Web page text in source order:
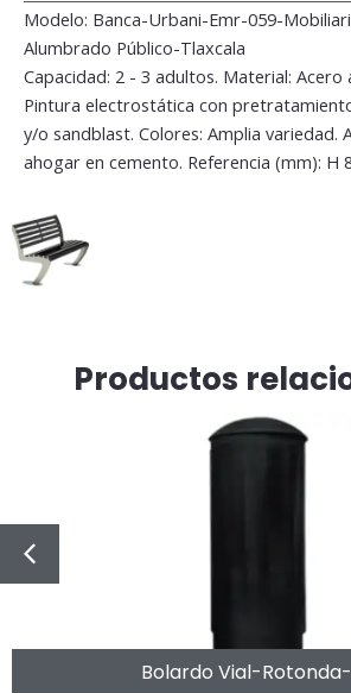
Modelo: Banca-Urbani-Emr-059-
Alumbrado Público-Tlaxcala
Capacidad: 2 - 3 adultos. Material: Acero
Pintura electrostática con
y/o sandblast. Colores: Amplia variedad.
ahogar en cemento. Referencia (mm): H
Productos
Bolardo Vial-